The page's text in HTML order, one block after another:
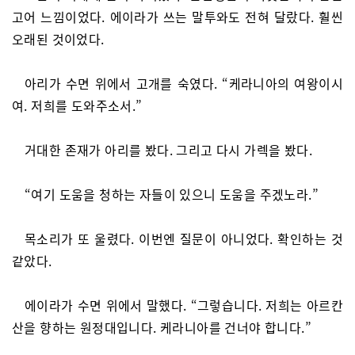
고어 느낌이었다. 에이라가 쓰는 말투와도 전혀 달랐다. 훨씬
오래된 것이었다.
아리가 수면 위에서 고개를 숙였다. “케라니아의 여왕이시
여. 저희를 도와주소서.”
거대한 존재가 아리를 봤다. 그리고 다시 가렉을 봤다.
“여기 도움을 청하는 자들이 있으니 도움을 주겠노라.”
목소리가 또 울렸다. 이번엔 질문이 아니었다. 확인하는 것
같았다.
에이라가 수면 위에서 말했다. “그렇습니다. 저희는 아르칸
산을 향하는 원정대입니다. 케라니아를 건너야 합니다.”